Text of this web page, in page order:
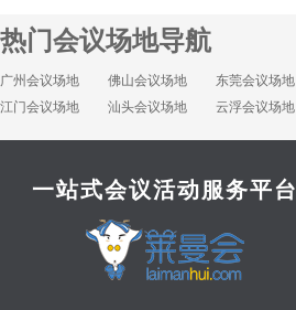
热门会议场地导航
广州会议场地 佛山会议场地 东莞会议场地
江门会议场地
汕头会议场地 云浮会议场地
一站式会议活动服务平台